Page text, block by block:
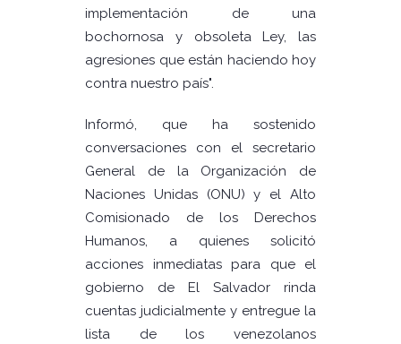
implementación de una
bochornosa y obsoleta Ley, las
agresiones que están haciendo hoy
contra nuestro país".
Informó, que ha sostenido
conversaciones con el secretario
General de la Organización de
Naciones Unidas (ONU) y el Alto
Comisionado de los Derechos
Humanos, a quienes solicitó
acciones inmediatas para que el
gobierno de El Salvador rinda
cuentas judicialmente y entregue la
lista de los venezolanos